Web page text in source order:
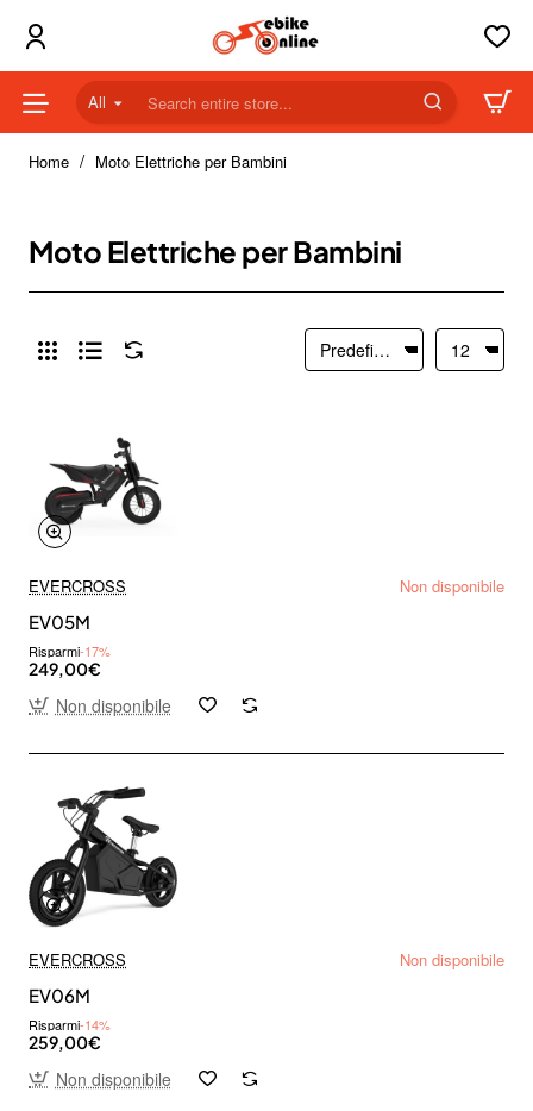
All
Search
entire
store...
Home homeMoto Elettriche per Bambini
Moto Elettriche per Bambini
EVERCROSS
Non disponibile
EV05M
Risparmi-17%
249,00€
Non disponibile
EVERCROSS
Non disponibile
EV06M
Risparmi-14%
259,00€
Non disponibile